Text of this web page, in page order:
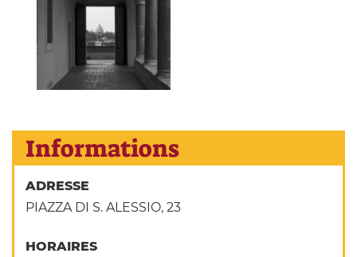
Informations
ADRESSE
PIAZZA DI S. ALESSIO, 23
HORAIRES